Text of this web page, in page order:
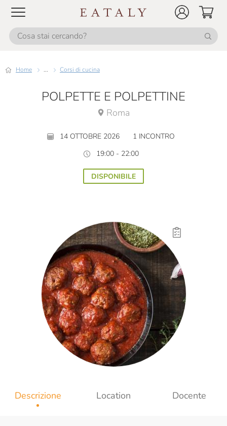
Home ... Corsi di cucina
POLPETTE E POLPETTINE
Roma
14 OTTOBRE 2026
1 INCONTRO
19:00 - 22:00
DISPONIBILE
Descrizione Location Docente